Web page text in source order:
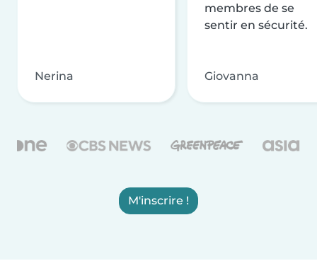
Nerina
membres de se
sentir en sécurité.
Giovanna
M'inscrire !